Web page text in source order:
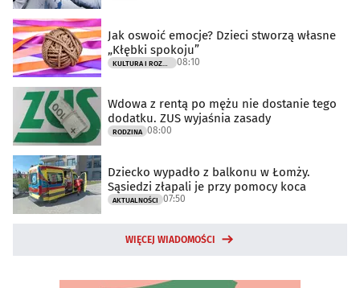
Jak oswoić emocje? Dzieci stworzą własne
„Kłębki spokoju”
08:10
Wdowa z rentą po mężu nie dostanie tego
dodatku. ZUS wyjaśnia zasady
RODZINA 08:00
Dziecko wypadło z balkonu w Łomży.
Sąsiedzi złapali je przy pomocy koca
AKTUALNOŚCI 07:50
WIĘCEJ WIADOMOŚCI